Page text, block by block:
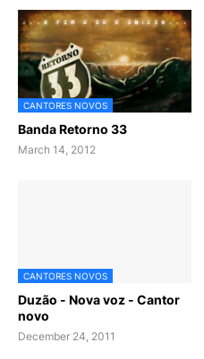
CANTORES NOVOS
Banda Retorno 33
March 14, 2012
CANTORES NOVOS
Duzão - Nova voz - Cantor
novo
December 24, 2011